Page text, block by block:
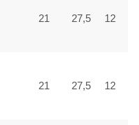
21 27,5 12
21 27,5 12